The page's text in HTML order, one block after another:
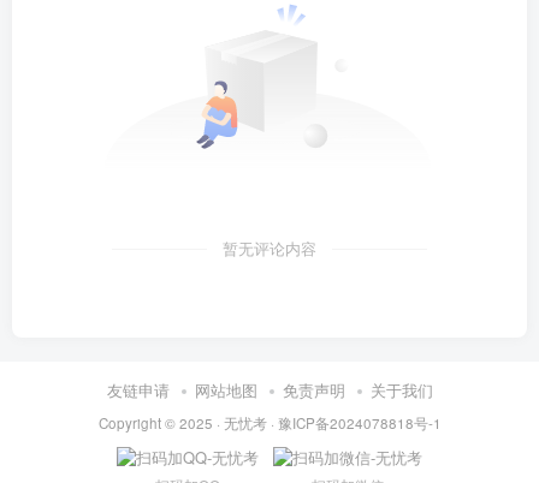
暂无评论内容
友链申请 网站地图 免责声明 关于我们
Copyright © 2025 · 无忧考· 豫ICP备2024078818号-1